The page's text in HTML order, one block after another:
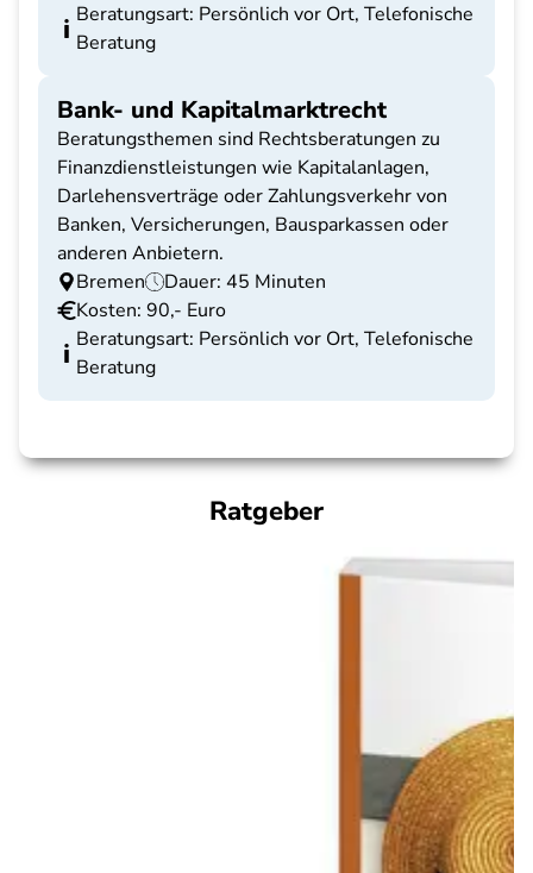
Beratungsart: Persönlich vor Ort, Telefonische
Beratung
Bank- und Kapitalmarktrecht
Beratungsthemen sind Rechtsberatungen zu
Finanzdienstleistungen wie Kapitalanlagen,
Darlehensverträge oder Zahlungsverkehr von
Banken, Versicherungen, Bausparkassen oder
anderen Anbietern.
Bremen
Dauer: 45 Minuten
Kosten: 90,- Euro
Beratungsart: Persönlich vor Ort, Telefonische
Beratung
Ratgeber